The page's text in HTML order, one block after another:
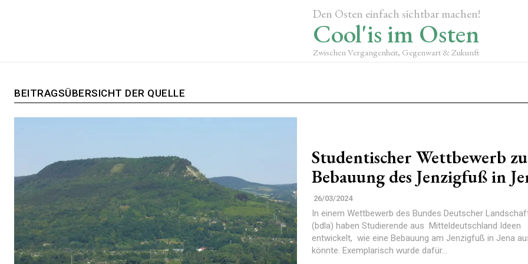
Den Osten einfach sichtbar machen!
Cool'is im Osten
Zwischen Vergangenheit, Gegenwart & Zukunft
BEITRAGSÜBERSICHT DER QUELLE
Studentischer Wettbewerb
Bebauung des Jenzigfuß in
26/03/2024
In einem Wettbewerb des Bundes Deutscher
(bdla) haben Studierende aus Mitteldeutschland Ideen
entwickelt, wie eine Bebauung am Jenzigfuß in Jena
könnte. Exemplarisch wurde dafür...